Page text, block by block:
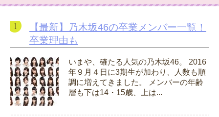
【最新】乃木坂46の卒業メンバー一覧！
卒業理由も
いまや、確たる人気の乃木坂46。 2016
年９月４日に3期生が加わり、人数も順
調に増えてきました。 メンバーの年齢
層も下は14・15歳、上は...